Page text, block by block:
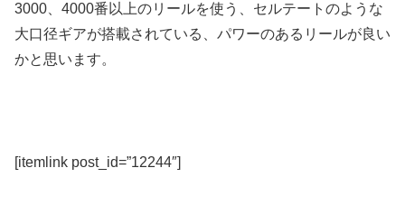
3000、4000番以上のリールを使う、セルテートのような
大口径ギアが搭載されている、パワーのあるリールが良い
かと思います。
[itemlink post_id=”12244″]